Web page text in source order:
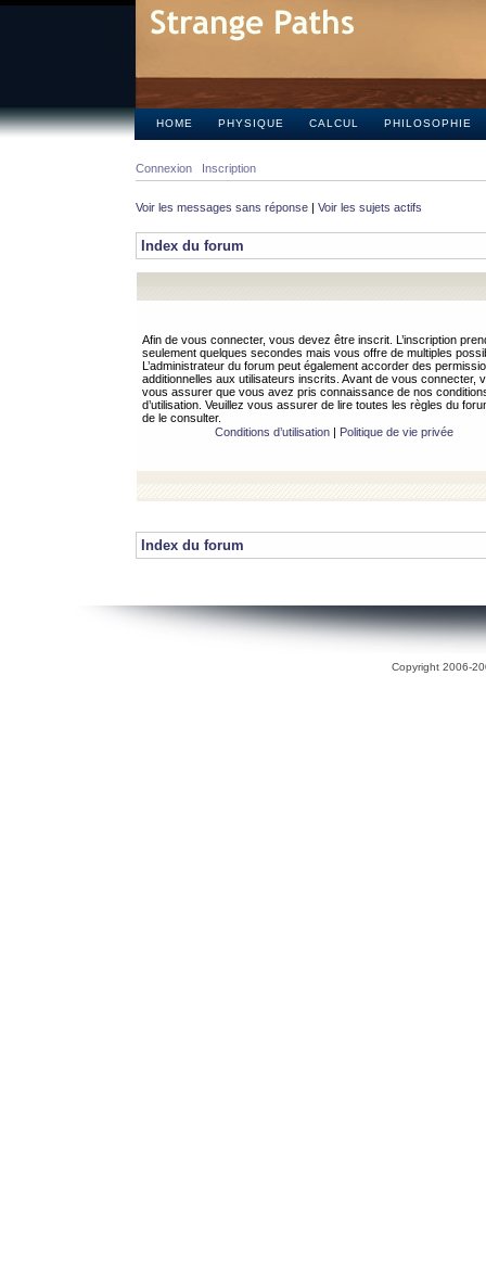
HOME PHYSIQUE CALCUL PHILOSOPHIE
Connexion Inscription
Voir les messages sans réponse | Voir les sujets actifs
Index du forum
Afin de vous connecter, vous devez être inscrit. L’inscription
seulement quelques secondes mais vous offre de multiples
L’administrateur du forum peut également accorder des
additionnelles aux utilisateurs inscrits. Avant de vous connecter,
vous assurer que vous avez pris connaissance de nos
d’utilisation. Veuillez vous assurer de lire toutes les règles du
de le consulter.
Conditions d’utilisation| Politique de vie privée
Index du forum
Copyright 2006-